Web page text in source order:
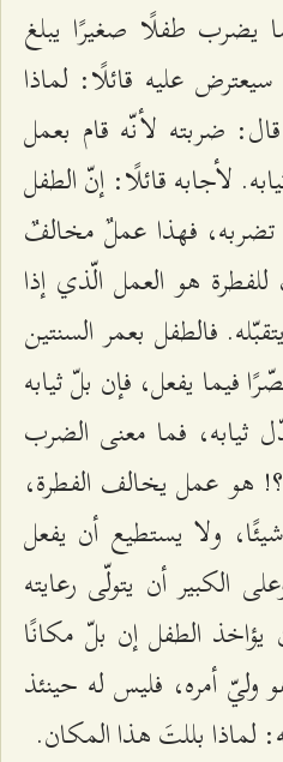
طفلًا صغيرًا يبلغ
عليه قائلًا: لماذا
ضربته لأنّه قام بعمل
لأجابه قائلًا: إنّ الطفل
تضربه، فهذا عملٌ مخالفٌ
هو العمل الّذي إذا
فالطفل بعمر السنتين
فيما يفعل، فإن بلّ ثيابه
ثيابه، فما معنى الضرب
هو عمل يخالف الفطرة،
ولا يستطيع أن يفعل
الكبير أن يتولّى رعايته
يؤاخذ الطفل إن بلّ مكانًا
وليّ أمره، فليس له حينئذ
لماذا بللتَ هذا المكان.